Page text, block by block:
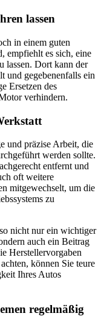
lassen
in einem guten
empfiehlt es sich, eine
lassen. Dort kann der
und gegebenenfalls ein
Ersetzen des
verhindern.
und präzise Arbeit, die
werden sollte.
entfernt und
oft weitere
mitgewechselt, um die
zu
nicht nur ein wichtiger
auch ein Beitrag
Herstellervorgaben
können Sie teure
Ihres Autos
regelmäßig